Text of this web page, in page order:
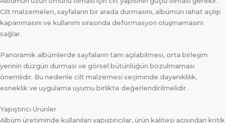
Cilt malzemeleri, sayfaların bir arada durmasını, albümün rahat açılıp
kapanmasını ve kullanım sırasında deformasyon oluşmamasını
sağlar.
Panoramik albümlerde sayfaların tam açılabilmesi, orta birleşim
yerinin düzgün durması ve görsel bütünlüğün bozulmaması
önemlidir. Bu nedenle cilt malzemesi seçiminde dayanıklılık,
esneklik ve uygulama uyumu birlikte değerlendirilmelidir.
Yapıştırıcı Ürünler
Albüm üretiminde kullanılan yapıştırıcılar, ürün kalitesi açısından kritik